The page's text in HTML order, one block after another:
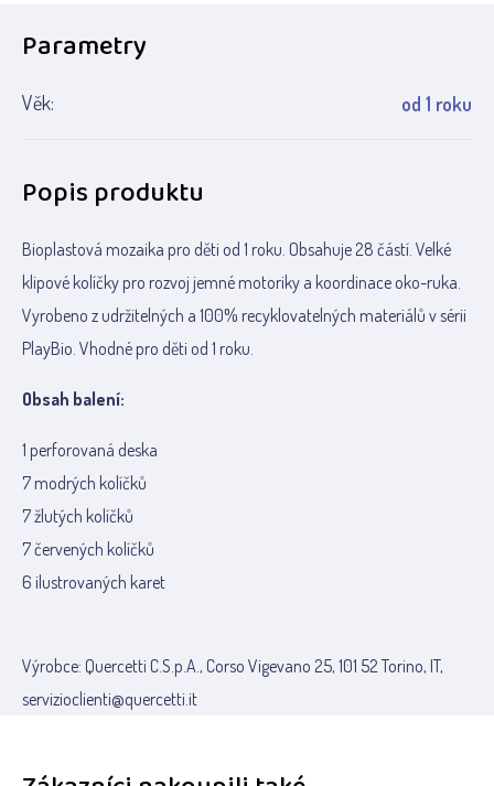
Popis produktu
Bioplastová mozaika pro děti od 1 roku. Obsahuje 28 částí. Velké
klipové kolíčky pro rozvoj jemné motoriky a koordinace oko-ruka.
Vyrobeno z udržitelných a 100% recyklovatelných materiálů v sérii
PlayBio. Vhodné pro děti od 1 roku.
Obsah balení:
1 perforovaná deska
7 modrých kolíčků
7 žlutých kolíčků
7 červených kolíčků
6 ilustrovaných karet
Výrobce: Quercetti C.S.p.A., Corso Vigevano 25, 101 52 Torino, IT,
servizioclienti@quercetti.it
Parametry
Věk: od 1 roku